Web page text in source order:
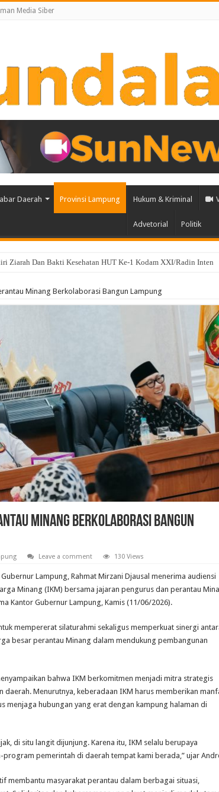
Media Siber
Daerah Provinsi Lampung Hukum & Kriminal
Advetorial Politik
Walikota Eva Dwiana Bagikan 10 Ribu Bendera Merah Putih ke
Minang Berkolaborasi Bangun Lampung
Minang Berkolaborasi Bangun
Leave a comment 130 Views
Lampung, Rahmat Mirzani Djausal menerima audiensi
Minang (IKM) bersama jajaran pengurus dan perantau
Kantor Gubernur Lampung, Kamis (11/06/2026).
mempererat silaturahmi sekaligus memperkuat sinergi
besar perantau Minang dalam mendukung pembangunan
bahwa IKM berkomitmen menjadi mitra strategis
daerah. Menurutnya, keberadaan IKM harus memberikan
menjaga hubungan yang erat dengan kampung halaman di
di situ langit dijunjung. Karena itu, IKM selalu berupaya
pemerintah di daerah tempat kami berada,” ujar
membantu masyarakat perantau dalam berbagai situasi,